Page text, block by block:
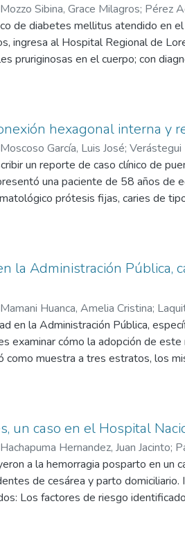
Mozzo Sibina, Grace Milagros; Pérez
de diabetes mellitus atendido
ingresa al Hospital Regional de
pruriginosas en el cuerpo; con
como tratamiento control
factores de riesgo identificados
se identificó la
hexagonal interna y
Moscoso García, Luis José; Verástegui
un reporte de caso clínico de
una paciente de 58 años de
prótesis fijas, caries de
(Seibert). Además, se registró los
1 gramo y membrana de
con preparación de la zona
Conclusiones. – Se
una terapéutica
la Administración Pública,
Mamani Huanca, Amelia Cristina;
en la Administración Pública,
examinar cómo la adopción de
muestra a tres estratos, los
requerían los servicios. Por otro
resultados clave y
recursos, procesos, finalmente el
que la organización debe
en sus resultados. Este
de gestión de calidad más
un caso en el Hospital
Hachapuma Hernandez, Juan Jacinto;
a la hemorragia posparto en
de cesárea y parto
Los factores de riesgo
de 1500 ml, retención